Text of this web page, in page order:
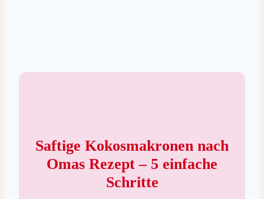
Saftige Kokosmakronen nach
Omas Rezept – 5 einfache
Schritte